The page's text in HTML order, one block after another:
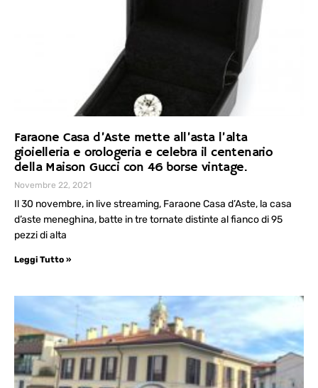
Faraone Casa d’Aste mette all’asta l’alta
gioielleria e orologeria e celebra il centenario
della Maison Gucci con 46 borse vintage.
Novembre 22, 2021
Il 30 novembre, in live streaming, Faraone Casa d’Aste, la casa
d’aste meneghina, batte in tre tornate distinte al fianco di 95
pezzi di alta
Leggi Tutto »